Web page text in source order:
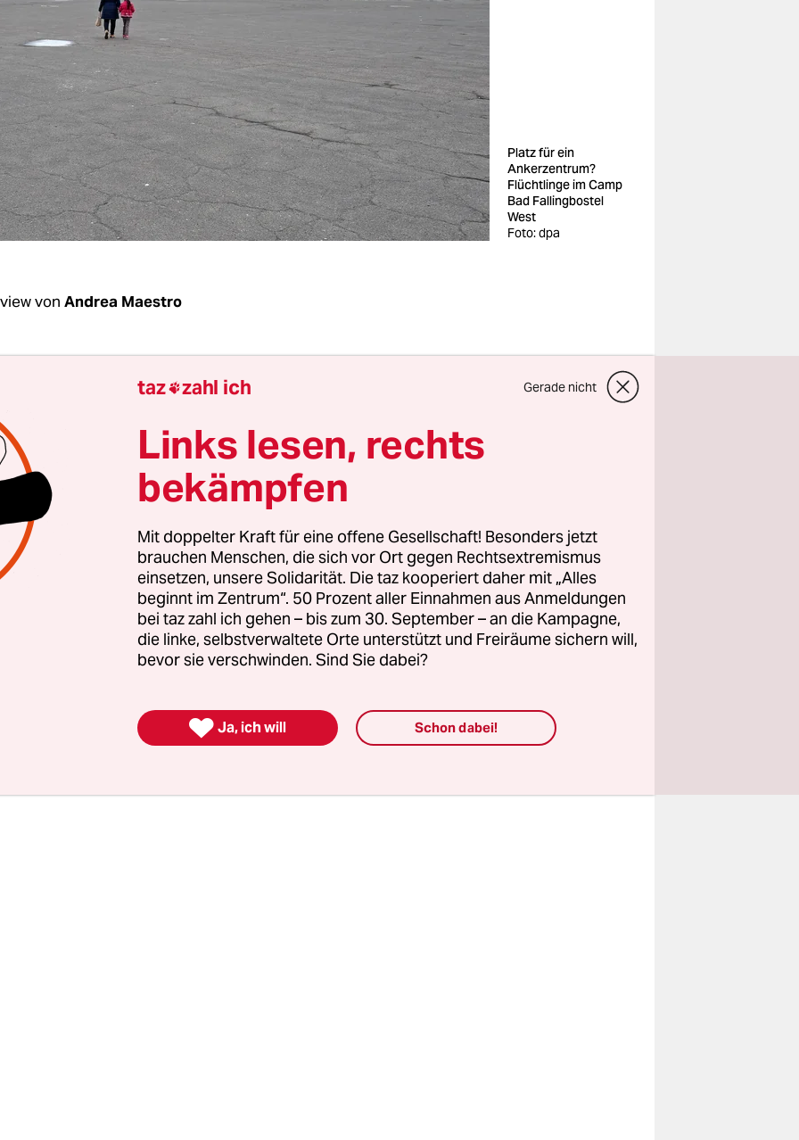
Platz für ein
Ankerzentrum?
Flüchtlinge im Camp
Bad Fallingbostel
West
Foto: dpa
von Andrea Maestro
wird es Anker-Zentren in Niedersachsen
Das kann man noch nicht sagen. Wir warten noch
uns mal vorgestellt wird, was damit überhaupt gemeint
nichts beurteilen, von dem ich nur den Namen kenne.
gesprochen, dass ein „irrlichternder
hier „ausschließlich Schlagwort-Politik“
meinen Sie damit?
den Vorhang wegnimmt, ist dahinter nichts. Aktuell
löst aber keine praktischen Probleme. Es wird der
vorgegaukelt, dass er etwas erledigt, aber beim näheren
taz zahl ich Gerade nicht
Links lesen, rechts
bekämpfen
Mit doppelter Kraft für eine offene Gesellschaft! Besonders jetzt
brauchen Menschen, die sich vor Ort gegen Rechtsextremismus
einsetzen, unsere Solidarität. Die taz kooperiert daher mit „Alles
beginnt im Zentrum“. 50 Prozent aller Einnahmen aus Anmeldungen
bei taz zahl ich gehen – bis zum 30. September – an die Kampagne,
die linke, selbstverwaltete Orte unterstützt und Freiräume sichern will,
bevor sie verschwinden. Sind Sie dabei?
 Ja, ich will Schon dabei!